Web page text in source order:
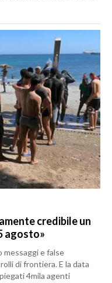
credibile un
agosto»
messaggi e false
di frontiera. E la data
4mila agenti